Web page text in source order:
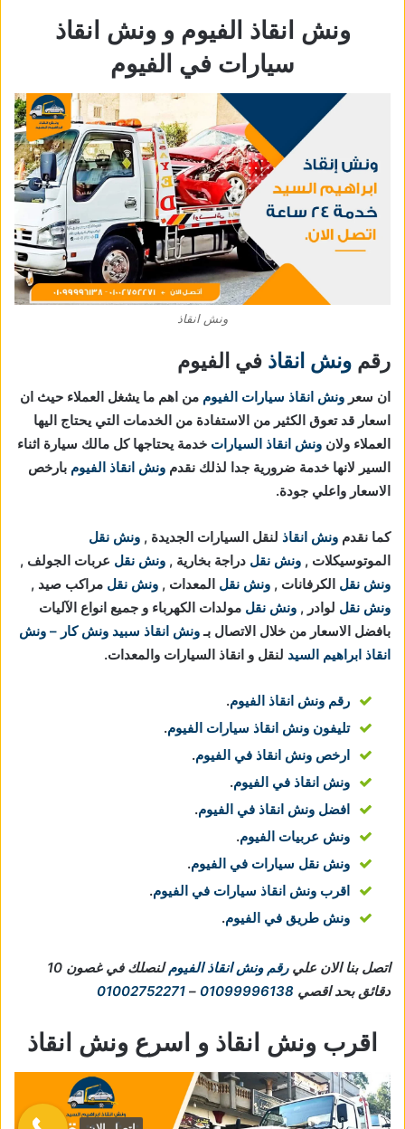
ونش انقاذ الفيوم و ونش انقاذ
سيارات في الفيوم
ونش انقاذ
رقم ونش انقاذ في الفيوم
ان سعر ونش انقاذ سيارات الفيوم من اهم ما يشغل العملاء حيث ان
اسعار قد تعوق الكثير من الاستفادة من الخدمات التي يحتاج اليها
العملاء ولان ونش انقاذ السيارات خدمة يحتاجها كل مالك سيارة اثناء
السير لانها خدمة ضرورية جدا لذلك نقدم ونش انقاذ الفيوم بارخص
الاسعار واعلي جودة.
كما نقدم ونش انقاذ لنقل السيارات الجديدة , ونش نقل
الموتوسيكلات , ونش نقل دراجة بخارية , ونش نقل عربات الجولف ,
ونش نقل الكرفانات , ونش نقل المعدات , ونش نقل مراكب صيد ,
ونش نقل لوادر , ونش نقل مولدات الكهرباء و جميع انواع الآليات
بافضل الاسعار من خلال الاتصال بـونش انقاذ سبيد ونش كار – ونش
انقاذ ابراهيم السيد لنقل و انقاذ السيارات والمعدات.
رقم ونش انقاذ الفيوم.
تليفون ونش انقاذ سيارات الفيوم.
ارخص ونش انقاذ في الفيوم.
ونش انقاذ في الفيوم.
افضل ونش انقاذ في الفيوم.
ونش عربيات الفيوم.
ونش نقل سيارات في الفيوم.
اقرب ونش انقاذ سيارات في الفيوم.
ونش طريق في الفيوم.
اتصل بنا الان عليرقم ونش انقاذ الفيوم
لنصلك في غصون 10
دقائق بحد اقصي 01099996138
–
01002752271
اقرب ونش انقاذ و اسرع ونش انقاذ